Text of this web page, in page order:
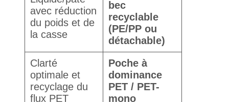
avec réduction
du poids et de
la casse
bec
recyclable
(PE/PP ou
détachable)
Clarté
optimale et
recyclage du
flux PET
Poche à
dominance
PET / PET-
mono